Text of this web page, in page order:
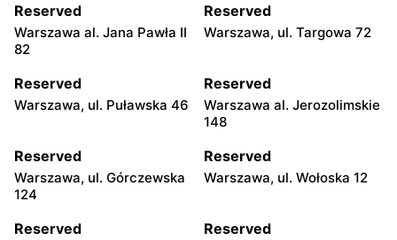
Reserved
Warszawa al. Jana Pawła II
82
Reserved
Warszawa, ul. Targowa 72
Reserved
Warszawa, ul. Puławska 46
Reserved
Warszawa al. Jerozolimskie
148
Reserved
Warszawa, ul. Górczewska
124
Reserved
Warszawa, ul. Wołoska 12
Reserved Reserved